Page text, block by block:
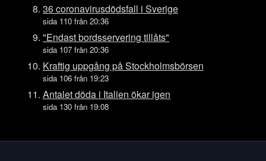
Ons 15 juli
Tis 14 juli
Mån 13 juli
Lör 11 juli
Fre 10 juli
Tors 9 juli
Tis 7 juli
36 coronavirusdödsfall i Sverige
sida 110 från 20:36
"Endast bordsservering tillåts"
sida 107 från 20:36
Kraftig uppgång på Stockholmsbörsen
sida 106 från 19:23
Antalet döda i Italien ökar igen
sida 130 från 19:08